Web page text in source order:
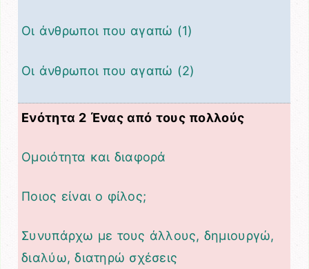
Οι άνθρωποι που αγαπώ (1)
Οι άνθρωποι που αγαπώ (2)
Ενότητα 2 Ένας από τους πολλούς
Ομοιότητα και διαφορά
Ποιος είναι ο φίλος;
Συνυπάρχω με τους άλλους, δημιουργώ,
διαλύω, διατηρώ σχέσεις